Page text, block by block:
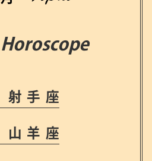
射手座
山羊座